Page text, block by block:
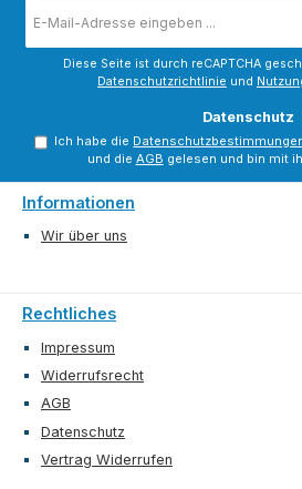
Mail-
Adresse
Diese Seite ist durch reCAPTCHA
Datenschutzrichtlinie und
Datenschutz
Ich habe die
und die AGB gelesen und bin mit
Informationen
Wir über uns
Rechtliches
Impressum
Widerrufsrecht
AGB
Datenschutz
Vertrag Widerrufen